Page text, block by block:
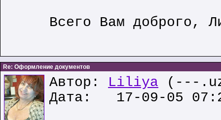
Всего Вам доброго,
Re: Оформление документов
Автор: Liliya (---
Дата: 17-09-05